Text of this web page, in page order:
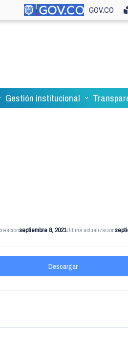
GOV.CO
Gestión institucional
septiembre 8, 2021Última actualización
Descargar